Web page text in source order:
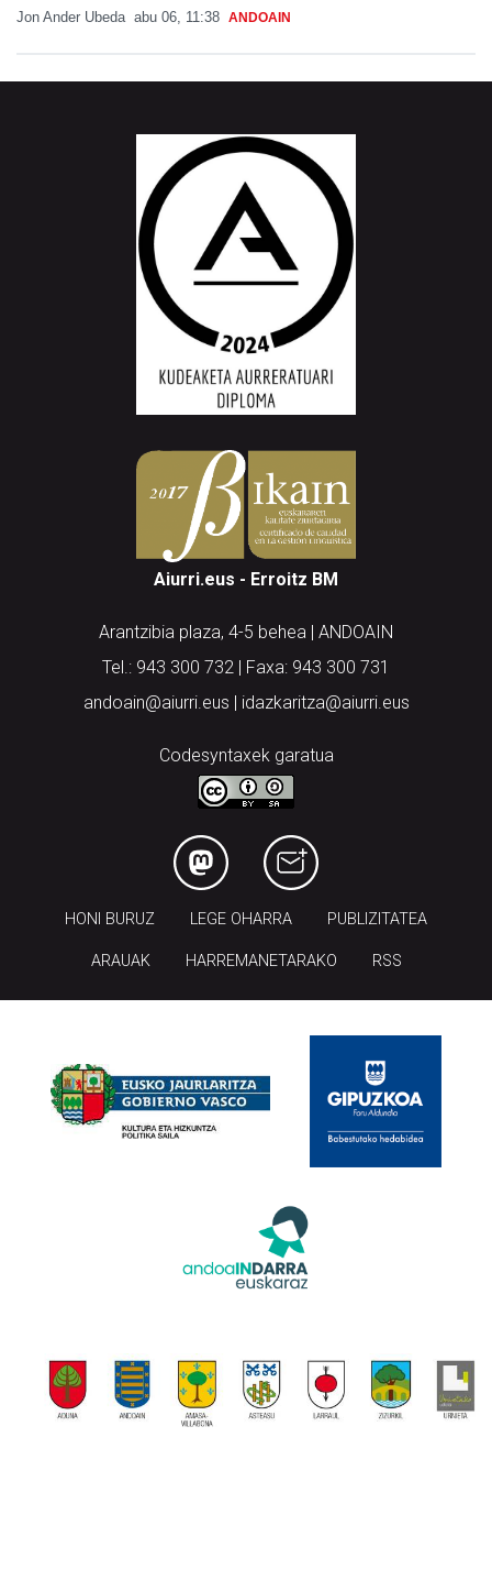
Jon Ander Ubeda abu 06, 11:38 ANDOAIN
Aiurri.eus - Erroitz BM
Arantzibia plaza, 4-5 behea | ANDOAIN
Tel.: 943 300 732 | Faxa: 943 300 731
andoain@aiurri.eus | idazkaritza@aiurri.eus
Codesyntaxek garatua
HONI BURUZ LEGE OHARRA PUBLIZITATEA
ARAUAK HARREMANETARAKO RSS